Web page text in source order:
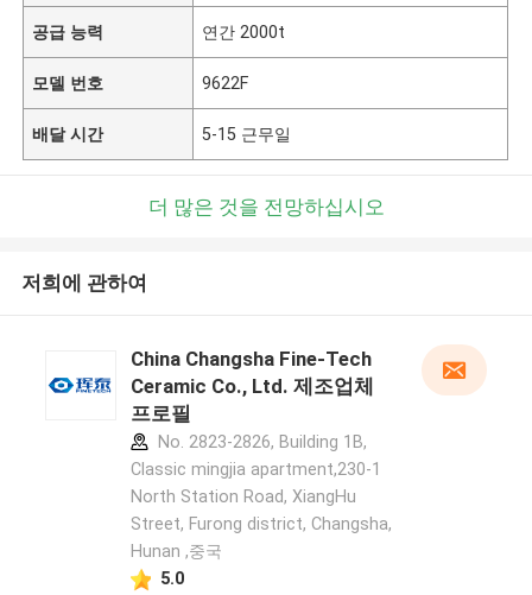
공급 능력 연간 2000t
모델 번호 9622F
배달 시간 5-15 근무일
더 많은 것을 전망하십시오
저희에 관하여
China Changsha Fine-Tech
Ceramic Co., Ltd. 제조업체
프로필
No. 2823-2826, Building 1B,
Classic mingjia apartment,230-1
North Station Road, XiangHu
Street, Furong district, Changsha,
Hunan ,중국
5.0